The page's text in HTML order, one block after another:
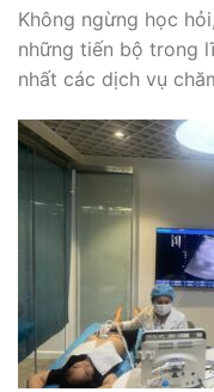
Không ngừng học
những tiến bộ trong
nhất các dịch vụ